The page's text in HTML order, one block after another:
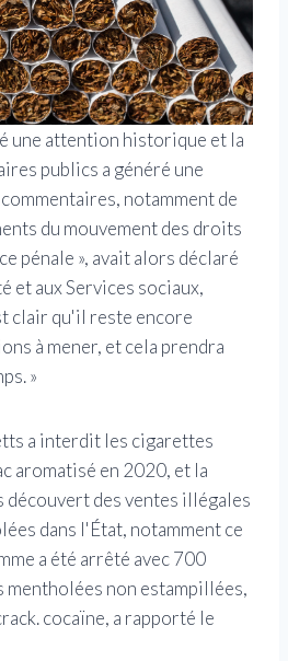
une attention historique et la
publics a généré une
notamment de
du mouvement des droits
pénale », avait alors déclaré
et aux Services sociaux,
clair qu'il reste encore
à mener, et cela prendra
»
a interdit les cigarettes
aromatisé en 2020, et la
découvert des ventes illégales
dans l'État, notamment ce
a été arrêté avec 700
mentholées non estampillées,
cocaïne, a rapporté le